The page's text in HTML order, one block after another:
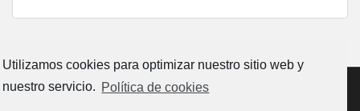
Utilizamos cookies para optimizar nuestro sitio web y
nuestro servicio. Política de cookies